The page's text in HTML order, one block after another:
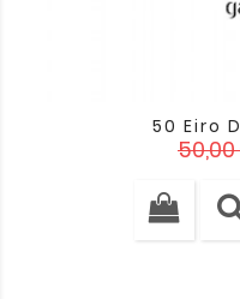
50 Eiro